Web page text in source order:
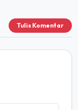
Tulis Komentar